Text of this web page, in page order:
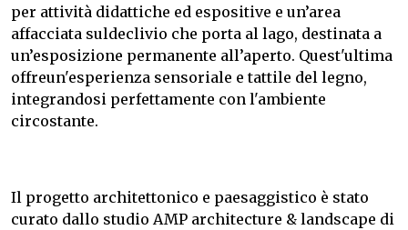
per attività didattiche ed espositive e un’area
affacciata suldeclivio che porta al lago, destinata a
un’esposizione permanente all’aperto. Quest'ultima
offreun'esperienza sensoriale e tattile del legno,
integrandosi perfettamente con l'ambiente
circostante.
Il progetto architettonico e paesaggistico è stato
curato dallo studio AMP architecture & landscape di